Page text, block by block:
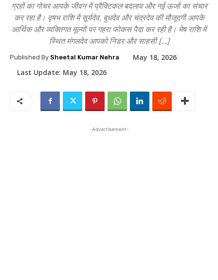
ग्रहों का गोचर आपके जीवन में प्रैक्टिकल बदलाव और नई ऊर्जा का संचार
कर रहा है। वृषभ राशि में सूर्यदेव, बुधदेव और चंद्रदेव की मौजूदगी आपके
आर्थिक और व्यक्तिगत मूल्यों पर गहरा फोकस पैदा कर रही है। मेष राशि में
स्थित मंगलदेव आपको निडर और साहसी […]
Published By Sheetal Kumar Nehra
May 18, 2026
Last Update: May 18, 2026
-Advertisement-